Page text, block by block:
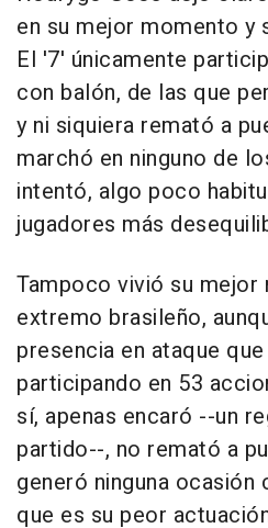
en su mejor momento y
El '7' únicamente
con balón, de las que
y ni siquiera remató a
marchó en ninguno de
intentó, algo poco
jugadores más
Tampoco vivió su
extremo brasileño,
presencia en ataque
participando en 53
sí, apenas encaró --un
partido--, no remató a
generó ninguna ocasión
que es su peor